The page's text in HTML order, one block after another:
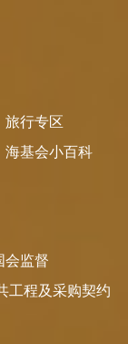
旅行专区
海基会小百科
会监督
工程及采购契约